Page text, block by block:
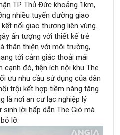
TP Thủ Đức khoảng 1km,
nhiều tuyến đường giao
nối giao thương liên vùng.
ấn tượng với thiết kế trẻ
thân thiện với môi trường,
tới cảm giác thoải mái
cạnh đó, tiện ích nội khu The
ưu nhu cầu sử dụng của dân
trội kết hợp tiềm năng tăng
là nơi an cư lạc nghiệp lý
lời hấp dẫn The Gió mà
lỡ.